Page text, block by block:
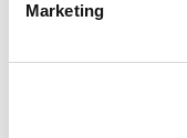
Marketing